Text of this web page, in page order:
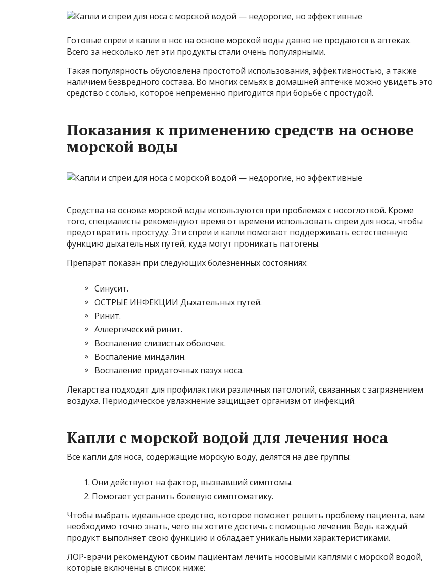
Готовые спреи и капли в нос на основе морской воды давно не продаются в аптеках.
Всего за несколько лет эти продукты стали очень популярными.
Такая популярность обусловлена ​​простотой использования, эффективностью, а также
наличием безвредного состава. Во многих семьях в домашней аптечке можно увидеть это
средство с солью, которое непременно пригодится при борьбе с простудой.
Показания к применению средств на основе
морской воды
Средства на основе морской воды используются при проблемах с носоглоткой. Кроме
того, специалисты рекомендуют время от времени использовать спреи для носа, чтобы
предотвратить простуду. Эти спреи и капли помогают поддерживать естественную
функцию дыхательных путей, куда могут проникать патогены.
Препарат показан при следующих болезненных состояниях:
Синусит.
ОСТРЫЕ ИНФЕКЦИИ Дыхательных путей.
Ринит.
Аллергический ринит.
Воспаление слизистых оболочек.
Воспаление миндалин.
Воспаление придаточных пазух носа.
Лекарства подходят для профилактики различных патологий, связанных с загрязнением
воздуха. Периодическое увлажнение защищает организм от инфекций.
Капли с морской водой для лечения носа
Все капли для носа, содержащие морскую воду, делятся на две группы:
Они действуют на фактор, вызвавший симптомы.
Помогает устранить болевую симптоматику.
Чтобы выбрать идеальное средство, которое поможет решить проблему пациента, вам
необходимо точно знать, чего вы хотите достичь с помощью лечения. Ведь каждый
продукт выполняет свою функцию и обладает уникальными характеристиками.
ЛОР-врачи рекомендуют своим пациентам лечить носовыми каплями с морской водой,
которые включены в список ниже: